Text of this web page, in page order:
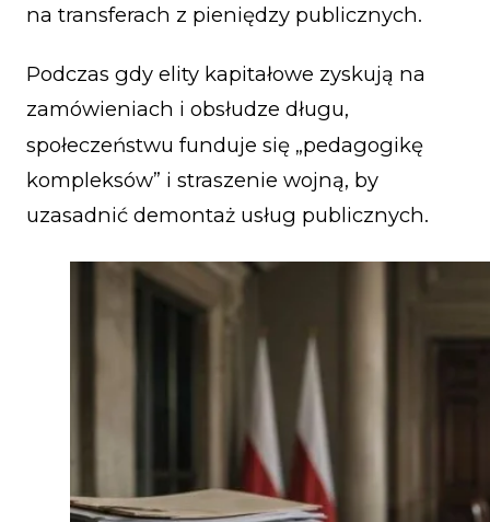
na transferach z pieniędzy publicznych.
Podczas gdy elity kapitałowe zyskują na
zamówieniach i obsłudze długu,
społeczeństwu funduje się „pedagogikę
kompleksów” i straszenie wojną, by
uzasadnić demontaż usług publicznych.